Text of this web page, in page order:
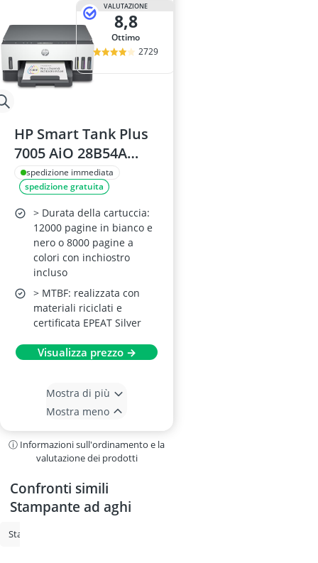
VALUTAZIONE
8,8
Ottimo
2729
HP Smart Tank Plus
7005 AiO 28B54A
Stampante
Multifunzione
spedizione immediata
spedizione gratuita
> Durata della cartuccia:
12000 pagine in bianco e
nero o 8000 pagine a
colori con inchiostro
incluso
> MTBF: realizzata con
materiali riciclati e
certificata EPEAT Silver
Visualizza prezzo →
Mostra di più
Mostra meno
ⓘ Informazioni sull'ordinamento e la
valutazione dei prodotti
Confronti simili
Stampante ad aghi
Stampante